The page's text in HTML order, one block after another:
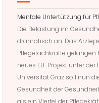
Mentale Untertützung für
Die Belastung im
dramatisch an. Das
Pflegefachkräfte gelangen
neues EU-Projekt unter
Universität Graz soll nun
Gesundheit der
als ein Viertel der